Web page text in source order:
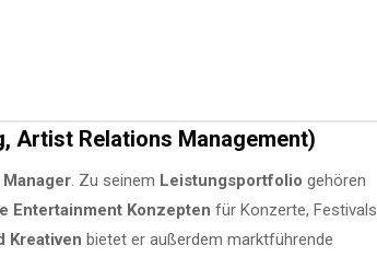
Artist Relations Management)
. Zu seinem Leistungsportfolio gehören
Entertainment Konzepten für Konzerte, Festivals
Kreativen bietet er außerdem marktführende